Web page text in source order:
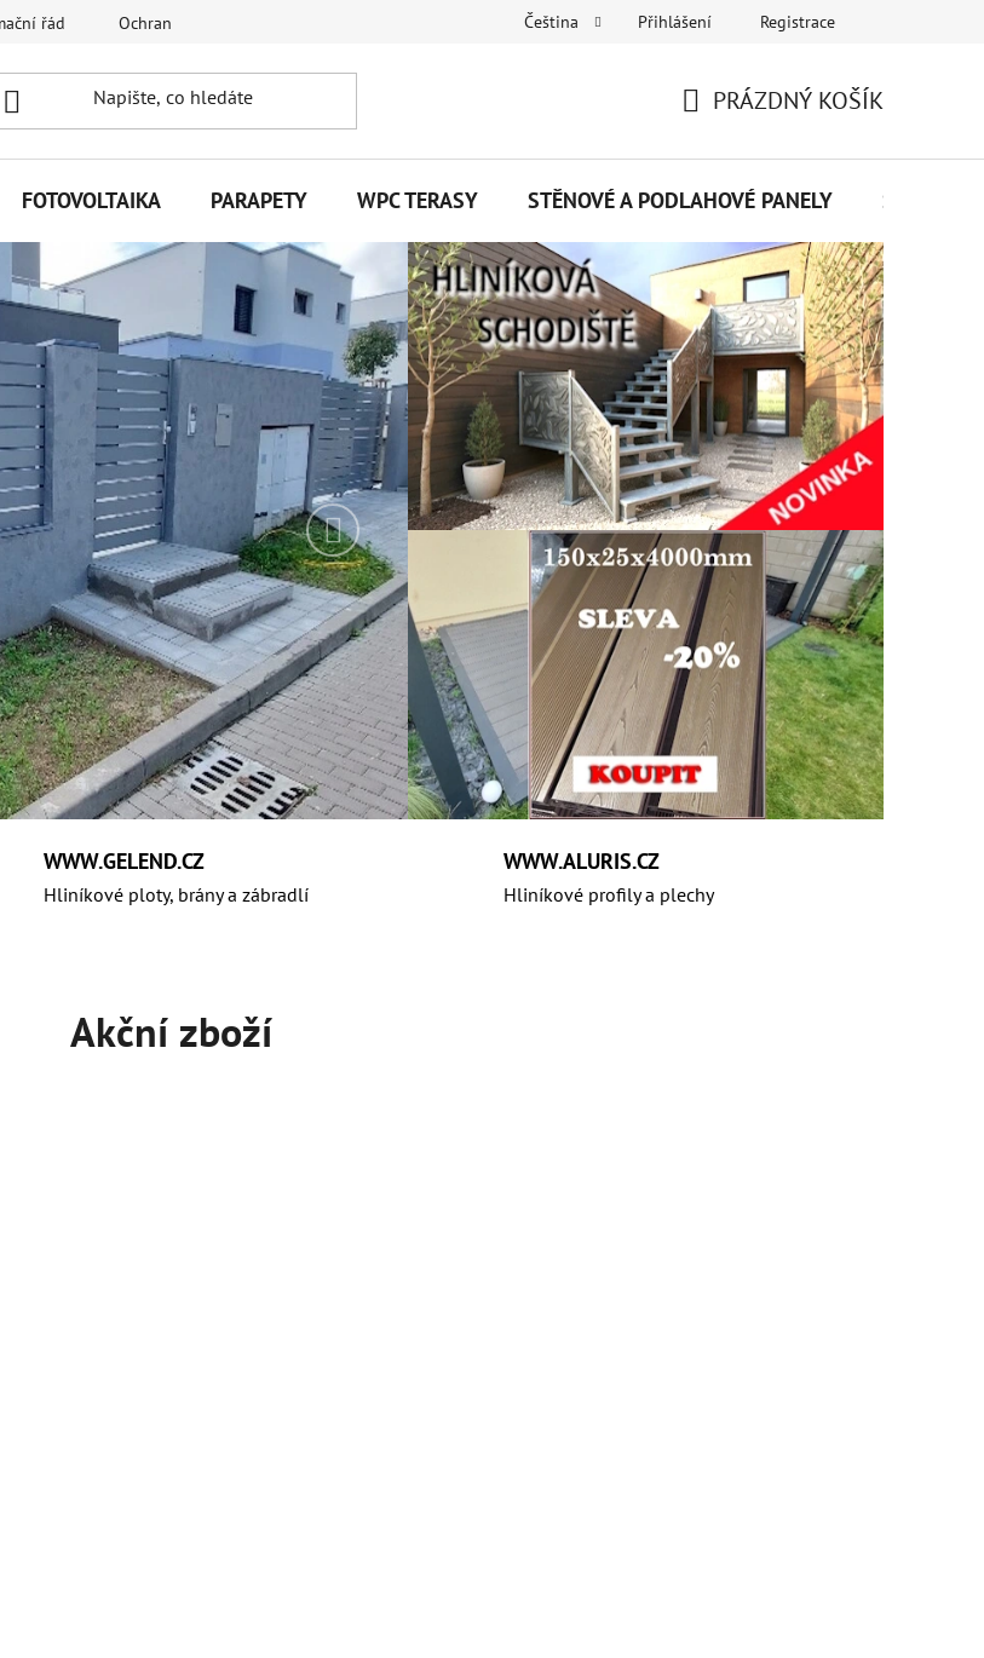
řád Ochrana osobních údajů Napište nám
Čeština Přihlášení Registrace
KOŠÍK
PRÁZDNÝ KOŠÍK
FOTOVOLTAIKA PARAPETY WPC TERASY STĚNOVÉ A PODLAHOVÉ PANELY
Následující
WWW.GELEND.CZ
Hliníkové ploty, brány a zábradlí
WWW.ALURIS.CZ
Hliníkové profily a plechy
Akční zboží